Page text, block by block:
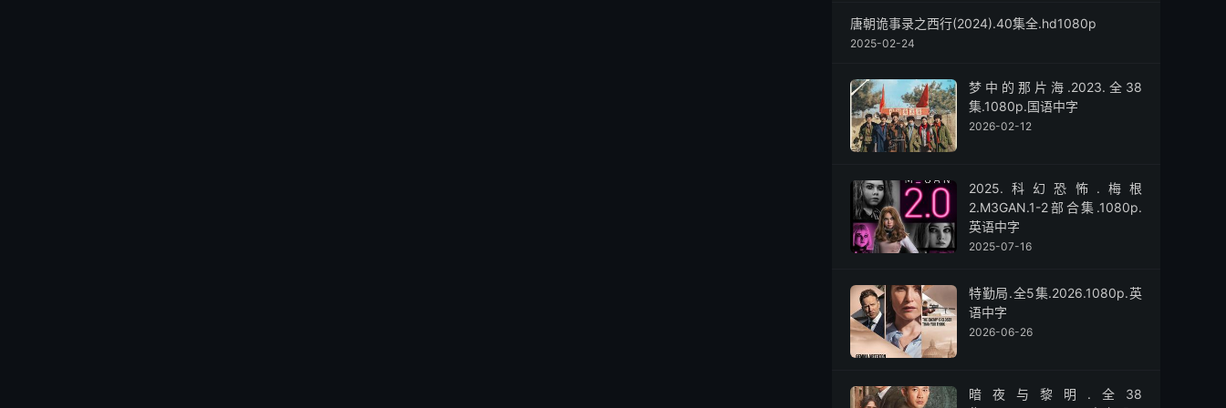
唐朝诡事录之西行(2024).40集全.hd1080p
2025-02-24
梦中的那片海.2023.全38
集.1080p.国语中字
2026-02-12
2025.科幻恐怖.梅根
2.M3GAN.1-2部合集.1080p.
英语中字
2025-07-16
特勤局.全5集.2026.1080p.英
语中字
2026-06-26
暗夜与黎明.全38